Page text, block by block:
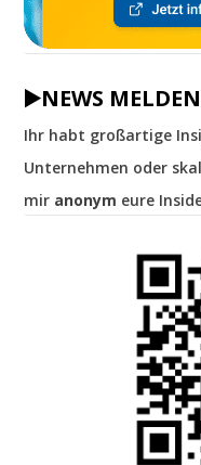
▶️NEWS
Ihr habt großartige
Unternehmen oder
mir anonym eure